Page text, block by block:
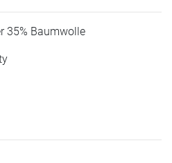
35% Baumwolle